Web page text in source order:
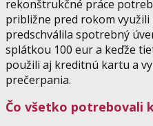
rekonštrukčné práce
približne pred rokom
predschválila spotrebný
splátkou 100 eur a keďže
použili aj kreditnú kartu a
prečerpania.
Čo všetko potrebovali